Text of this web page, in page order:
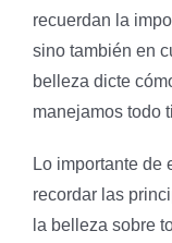
recuerdan la
sino también en
belleza dicte
manejamos todo
Lo importante de
recordar las
la belleza sobre